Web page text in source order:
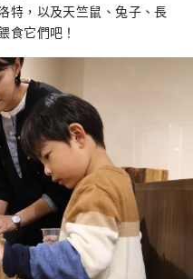
特，以及天竺鼠、兔子、長
食它們吧！